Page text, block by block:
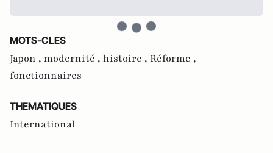
MOTS-CLES
Japon , modernité , histoire , Réforme ,
fonctionnaires
THEMATIQUES
International